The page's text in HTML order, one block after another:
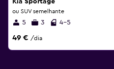
Kia Sportage
ou SUV semelhante
5 3 4-5
49 € /dia